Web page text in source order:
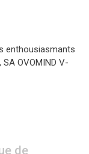
de
enthousiasmants
OVOMIND V-